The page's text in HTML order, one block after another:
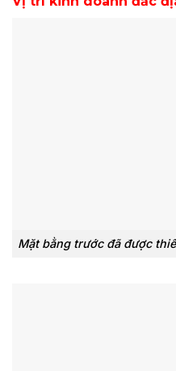
Mặt bằng trước đã được